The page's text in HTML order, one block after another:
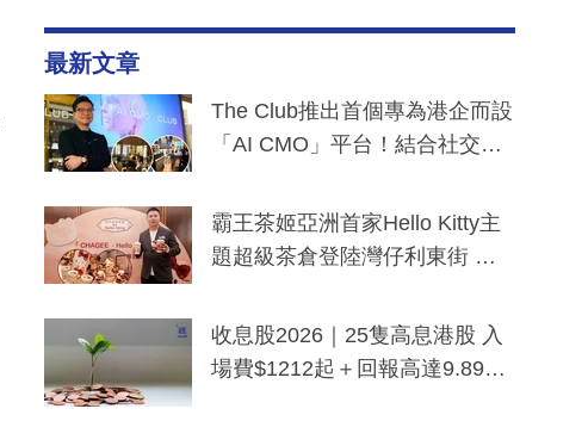
最新文章
The Club推出首個專為港企而設
「AI CMO」平台！結合社交聆
分鐘生成「貼地」宣傳短片
霸王茶姬亞洲首家Hello Kitty主
題超級茶倉登陸灣仔利東街 推
y及香港限定特調系列
收息股2026｜25隻高息港股 入
場費$1212起＋回報高達9.89